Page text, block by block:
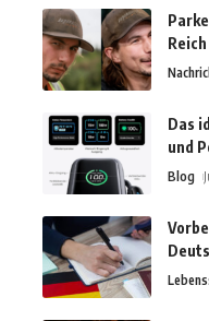
Das
und
Blog